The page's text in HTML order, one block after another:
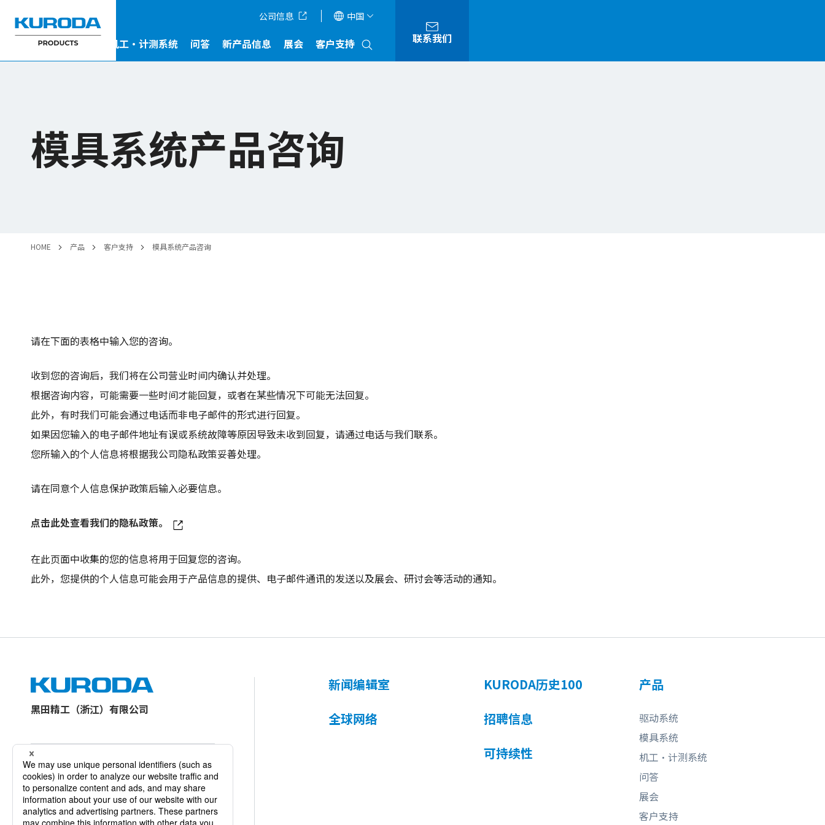
公司信息 中国
驱动系统 模具系统 机工・计测系统 问答 新产品信息 展会 客户支持 联系我们
模具系统产品咨询
HOME 产品 客户支持 模具系统产品咨询
请在下面的表格中输入您的咨询。
收到您的咨询后，我们将在公司营业时间内确认并处理。
根据咨询内容，可能需要一些时间才能回复，或者在某些情况下可能无法回复。
此外，有时我们可能会通过电话而非电子邮件的形式进行回复。
如果因您输入的电子邮件地址有误或系统故障等原因导致未收到回复，请通过电话与我们联系。
您所输入的个人信息将根据我公司隐私政策妥善处理。
请在同意个人信息保护政策后输入必要信息。
点击此处查看我们的隐私政策。
在此页面中收集的您的信息将用于回复您的咨询。
此外，您提供的个人信息可能会用于产品信息的提供、电子邮件通讯的发送以及展会、研讨会等活动的通知。
黑田精工（浙江）有限公司
联系我们
产品咨询
新闻编辑室
全球网络
KURODA历史100
招聘信息
可持续性
产品
驱动系统
模具系统
机工・计测系统
问答
展会
客户支持